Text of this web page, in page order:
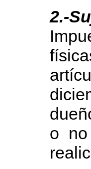
2.-
o